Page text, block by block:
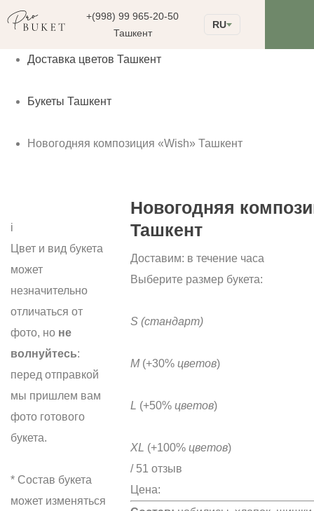
+(998) 99 965-20-50
Ташкент
RU
Доставка цветов Ташкент
Букеты Ташкент
Новогодняя композиция «Wish» Ташкент
i
Цвет и вид букета
может
незначительно
отличаться от
фото, но не
волнуйтесь:
перед отправкой
мы пришлем вам
фото готового
букета.
* Состав букета
может изменяться
Новогодняя
Ташкент
Доставим: в течение часа
Выберите размер букета:
S (стандарт)
M(+30% цветов)
L (+50% цветов)
XL (+100% цветов)
/ 51 отзыв
Цена: